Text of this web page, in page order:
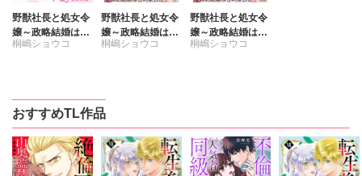
野獣社長と処女令
嬢～政略結婚はじ
めました～【完全
桐嶋ショウコ
野獣社長と処女令
嬢～政略結婚はじ
めました～【合冊
桐嶋ショウコ
野獣社長と処女令
嬢～政略結婚はじ
めました～
桐嶋ショウコ
おすすめTL作品